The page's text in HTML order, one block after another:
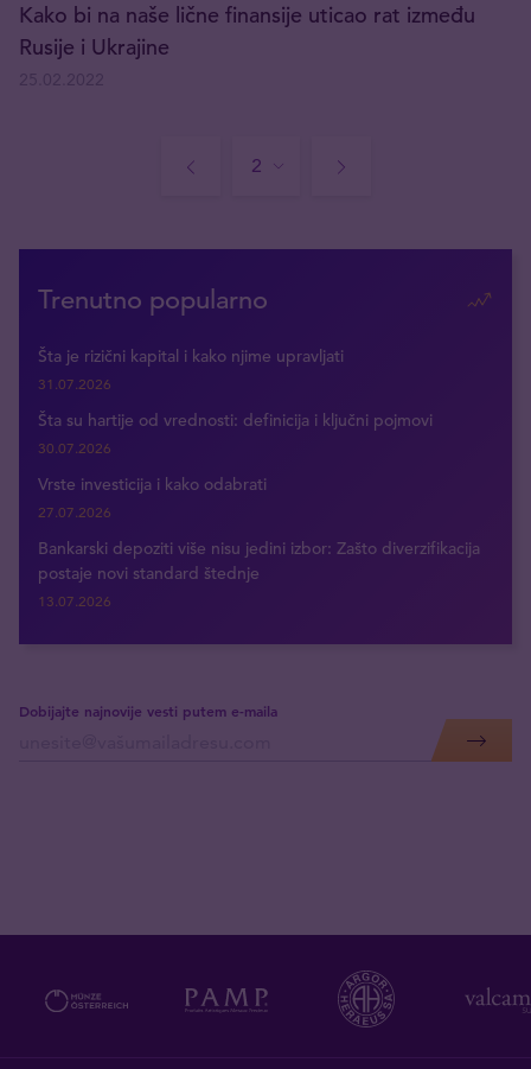
Kako bi na naše lične finansije uticao rat između
Rusije i Ukrajine
Trenutno popularno
Šta je rizični kapital i kako njime upravljati
31.07.2026
Šta su hartije od vrednosti: definicija i ključni pojmovi
30.07.2026
Vrste investicija i kako odabrati
27.07.2026
Bankarski depoziti više nisu jedini izbor: Zašto diverzifikacija
postaje novi standard štednje
13.07.2026
Dobijajte najnovije vesti putem e-maila